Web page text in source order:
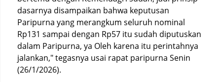
dasarnya disampaikan bahwa keputusan
Paripurna yang merangkum seluruh nominal
Rp131 sampai dengan Rp57 itu sudah diputuskan
dalam Paripurna, ya Oleh karena itu perintahnya
jalankan," tegasnya usai rapat paripurna Senin
(26/1/2026).